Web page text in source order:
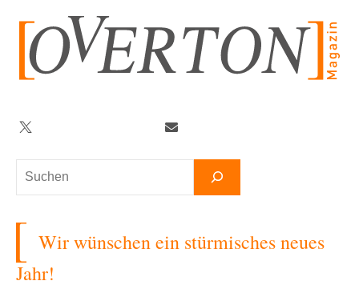
springen
Suchen
Twitter
Wir wünschen ein stürmisches neues
Jahr!